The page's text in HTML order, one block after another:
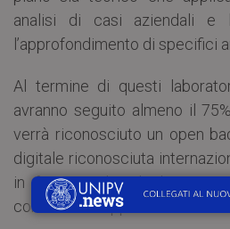
analisi di casi aziendali e
l’approfondimento di specifici
Al termine di questi
avranno seguito almeno il
verrà riconosciuto un open
digitale riconosciuta
in formato digitale le
conoscenze apprese.